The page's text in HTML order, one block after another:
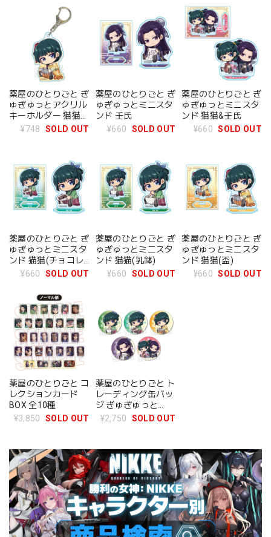
薬屋のひとりごと ぎ
ゅぎゅっとアクリル
キーホルダー 猫猫
(盃)¥748 SOLD OUT
薬屋のひとりごと ぎ
ゅぎゅっとミニスタ
ンド 壬氏
¥660
SOLD OUT
薬屋のひとりごと ぎ
ゅぎゅっとミニスタ
ンド 猫猫&壬氏
¥660 SOLD OUT
薬屋のひとりごと ぎ
ゅぎゅっとミニスタ
ンド 猫猫(チョコレ
ート)¥660 SOLD OUT
薬屋のひとりごと ぎ
ゅぎゅっとミニスタ
ンド 猫猫(乳鉢)
¥660
SOLD OUT
薬屋のひとりごと ぎ
ゅぎゅっとミニスタ
ンド 猫猫(盃)
¥660 SOLD OUT
薬屋のひとりごと コ
レクションカード
BOX 全10種
¥3,850
SOLD OUT
薬屋のひとりごと ト
レーディング缶バッ
ジ ぎゅぎゅっと
BOX 全5種
¥2,750 SOLD OUT